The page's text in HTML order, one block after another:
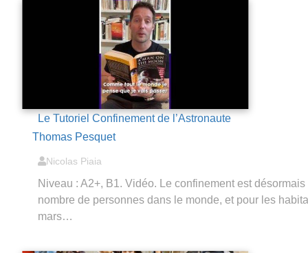
Le Tutoriel Confinement de l’Astronaute
Thomas Pesquet
Nicolas Piaia
Niveau : A2+, B1. Vidéo. Le confinement est
nombre de personnes dans le monde, et pour les
mars…